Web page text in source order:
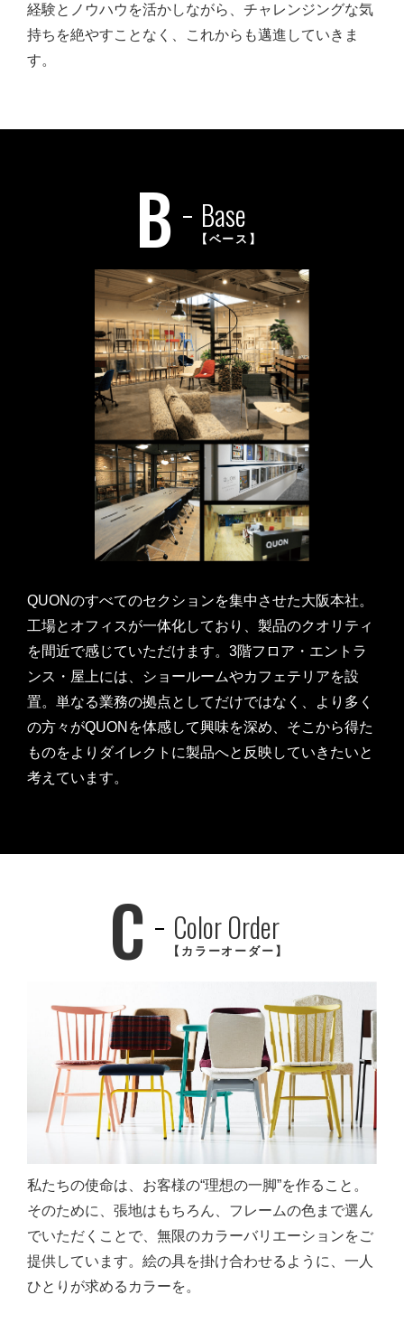
経験とノウハウを活かしながら、チャレンジングな気
持ちを絶やすことなく、これからも邁進していきま
す。
B Base
【ベース】
QUONのすべてのセクションを集中させた大阪本社。
工場とオフィスが一体化しており、製品のクオリティ
を間近で感じていただけます。3階フロア・エントラ
ンス・屋上には、ショールームやカフェテリアを設
置。単なる業務の拠点としてだけではなく、より多く
の方々がQUONを体感して興味を深め、そこから得た
ものをよりダイレクトに製品へと反映していきたいと
考えています。
C Color Order
【カラーオーダー】
私たちの使命は、お客様の“理想の一脚”を作ること。
そのために、張地はもちろん、フレームの色まで選ん
でいただくことで、無限のカラーバリエーションをご
提供しています。絵の具を掛け合わせるように、一人
ひとりが求めるカラーを。